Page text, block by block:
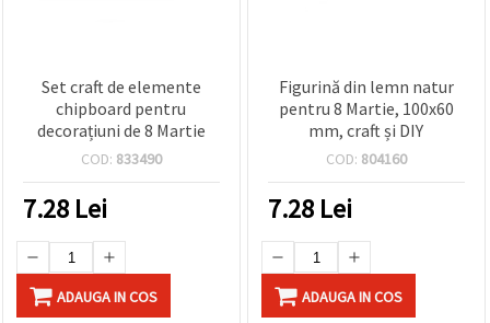
Set craft de elemente
chipboard pentru
decorațiuni de 8 Martie
COD: 833490
7.28 Lei
ADAUGA IN COS
Figurină din lemn natur
pentru 8 Martie, 100x60
mm, craft și DIY
COD: 804160
7.28 Lei
ADAUGA IN COS